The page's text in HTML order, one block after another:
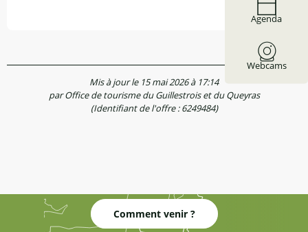
Agenda
Webcams
Mis à jour le 15 mai 2026 à 17:14
par Office de tourisme du Guillestrois et du Queyras
(Identifiant de l'offre :6249484)
Comment venir ?